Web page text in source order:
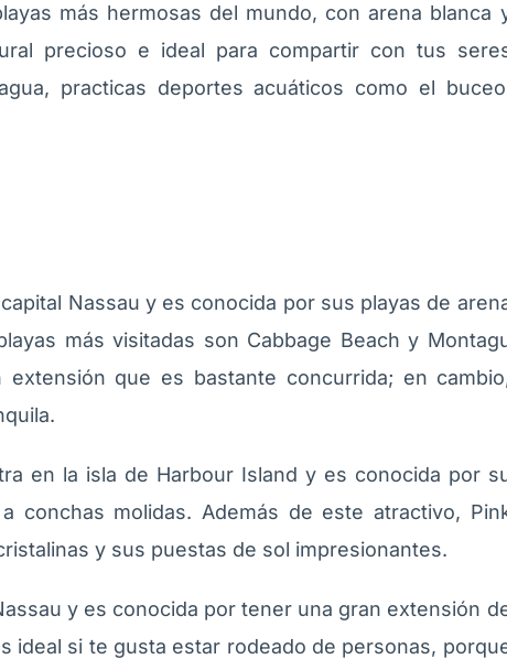
más hermosas del mundo, con arena blanca
precioso e ideal para compartir con tus
practicas deportes acuáticos como el
Nassau y es conocida por sus playas de
más visitadas son Cabbage Beach y
que es bastante concurrida; en
en la isla de Harbour Island y es conocida por
conchas molidas. Además de este atractivo,
y sus puestas de sol impresionantes.
y es conocida por tener una gran extensión
ideal si te gusta estar rodeado de personas,